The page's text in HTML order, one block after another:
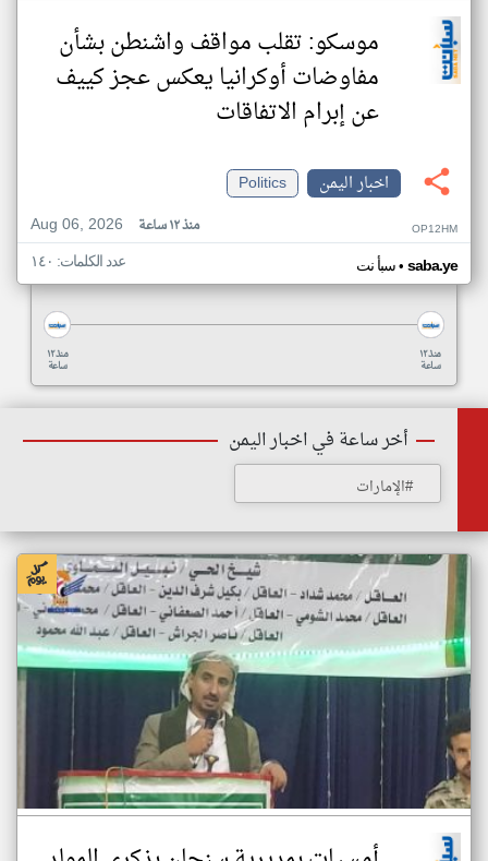
موسكو: تقلب مواقف واشنطن بشأن
مفاوضات أوكرانيا يعكس عجز كييف
عن إبرام الاتفاقات
اخبار اليمن
Politics
Aug 06, 2026
منذ ١٢ ساعة OP12HM
سبأ نت• saba.ye عدد الكلمات: ١٤٠
منذ ١٢
ساعة
منذ ١٢
ساعة
أخر ساعة في اخبار اليمن
#الإمارات